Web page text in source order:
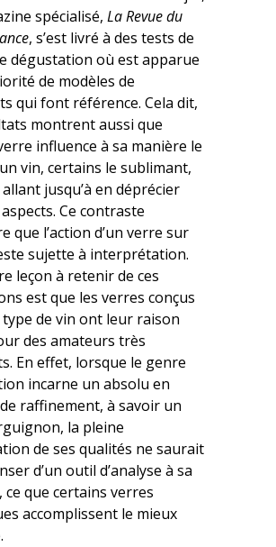
spécialisé, La Revue du
, s’est livré à des tests de
dégustation où est apparue
de modèles de
qui font référence. Cela dit,
montrent aussi que
influence à sa manière le
vin, certains le sublimant,
allant jusqu’à en déprécier
Ce contraste
que l’action d’un verre sur
sujette à interprétation.
leçon à retenir de ces
est que les verres conçus
de vin ont leur raison
des amateurs très
En effet, lorsque le genre
incarne un absolu en
raffinement, à savoir un
la pleine
de ses qualités ne saurait
d’un outil d’analyse à sa
ce que certains verres
accomplissent le mieux